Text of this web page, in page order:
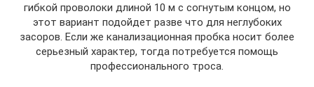
гибкой проволоки длиной 10 м с согнутым концом, но
этот вариант подойдет разве что для неглубоких
засоров. Если же канализационная пробка носит более
серьезный характер, тогда потребуется помощь
профессионального троса.